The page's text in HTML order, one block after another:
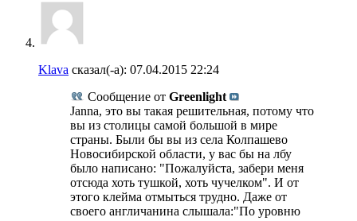
Klava сказал(-а): 07.04.2015 22:24
Сообщение от Greenlight
Janna, это вы такая решительная, потому что
вы из столицы самой большой в мире
страны. Были бы вы из села Колпашево
Новосибирской области, у вас бы на лбу
было написано: "Пожалуйста, забери меня
отсюда хоть тушкой, хоть чучелком". И от
этого клейма отмыться трудно. Даже от
своего англичанина слышала:"По уровню